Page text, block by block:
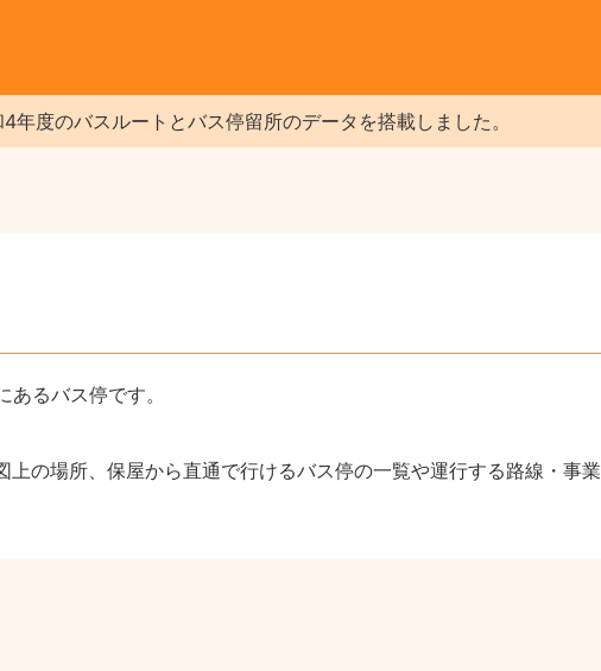
度のバスルートとバス停留所のデータを搭載しました。
るバス停です。
の場所、保屋から直通で行けるバス停の一覧や運行する路線・事業